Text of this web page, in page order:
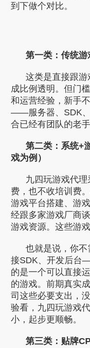
到下做个对比。
第一类：传统
这类是直接跟
成比例透明。但门
和运营经验，新手
——服务器、SDK、
合已经有团队的老手
第二类：系统+
戏为例）
九四玩游戏代
费，也不收培训费
游戏平台搭建、游
经跟多家游戏厂商
游戏资源。这些游
也就是说，你
接SDK、开发后台
的是一个可以直接
的游戏。前期真实
司这些必要支出，
验看，九四玩游戏
小，起步更顺畅。
第三类：贴牌